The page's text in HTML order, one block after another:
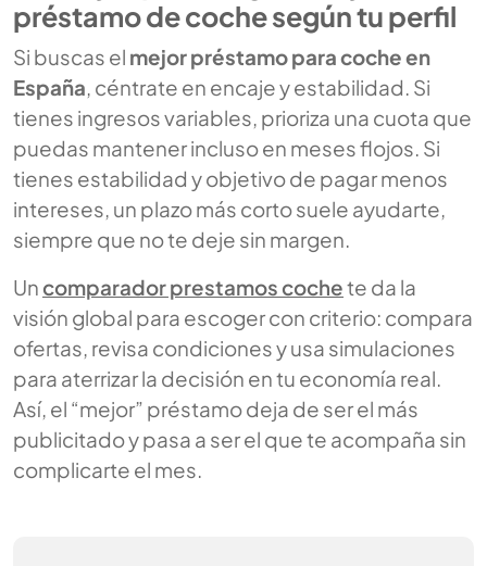
préstamo de coche según tu perfil
Si buscas el mejor préstamo para coche en
España, céntrate en encaje y estabilidad. Si
tienes ingresos variables, prioriza una cuota que
puedas mantener incluso en meses flojos. Si
tienes estabilidad y objetivo de pagar menos
intereses, un plazo más corto suele ayudarte,
siempre que no te deje sin margen.
Un comparador prestamos cochete da la
visión global para escoger con criterio: compara
ofertas, revisa condiciones y usa simulaciones
para aterrizar la decisión en tu economía real.
Así, el “mejor” préstamo deja de ser el más
publicitado y pasa a ser el que te acompaña sin
complicarte el mes.